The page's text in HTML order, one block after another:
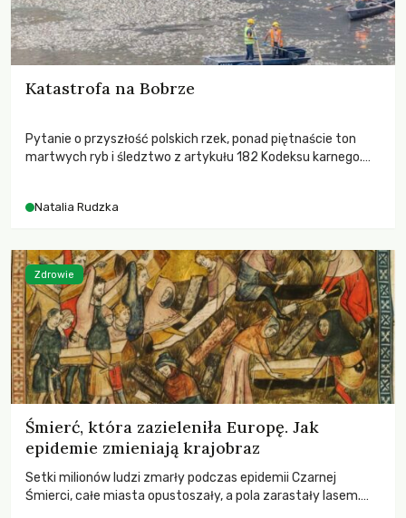
Katastrofa na Bobrze
Pytanie o przyszłość polskich rzek, ponad piętnaście ton
martwych ryb i śledztwo z artykułu 182 Kodeksu karnego.
zdarzeń prowadzących do biologicznej śmierci rzeki.
Natalia Rudzka
Śmierć, która zazieleniła Europę. Jak
epidemie zmieniają krajobraz
Setki milionów ludzi zmarły podczas epidemii Czarnej
Śmierci, całe miasta opustoszały, a pola zarastały lasem.
Zdrowie